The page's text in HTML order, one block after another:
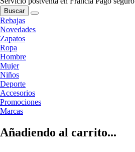
Buscar
Rebajas
Novedades
Zapatos
Ropa
Hombre
Mujer
Niños
Deporte
Accesorios
Promociones
Marcas
Añadiendo al carrito...